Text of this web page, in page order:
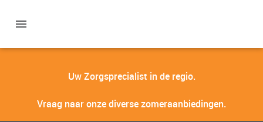
Uw Zorgsprecialist in de regio.
Vraag naar onze diverse zomeraanbiedingen.